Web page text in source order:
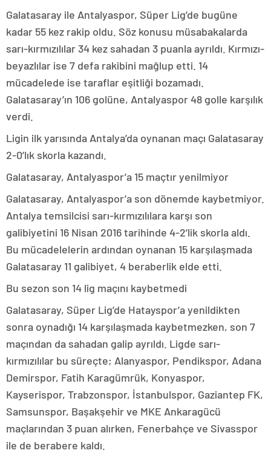
Galatasaray ile Antalyaspor, Süper Lig’de bugüne
kadar 55 kez rakip oldu. Söz konusu müsabakalarda
sarı-kırmızılılar 34 kez sahadan 3 puanla ayrıldı. Kırmızı-
beyazlılar ise 7 defa rakibini mağlup etti. 14
mücadelede ise taraflar eşitliği bozamadı.
Galatasaray’ın 106 golüne, Antalyaspor 48 golle karşılık
verdi.
Ligin ilk yarısında Antalya’da oynanan maçı Galatasaray
2-0’lık skorla kazandı.
Galatasaray, Antalyaspor’a 15 maçtır yenilmiyor
Galatasaray, Antalyaspor’a son dönemde kaybetmiyor.
Antalya temsilcisi sarı-kırmızılılara karşı son
galibiyetini 16 Nisan 2016 tarihinde 4-2’lik skorla aldı.
Bu mücadelelerin ardından oynanan 15 karşılaşmada
Galatasaray 11 galibiyet, 4 beraberlik elde etti.
Bu sezon son 14 lig maçını kaybetmedi
Galatasaray, Süper Lig’de Hatayspor’a yenildikten
sonra oynadığı 14 karşılaşmada kaybetmezken, son 7
maçından da sahadan galip ayrıldı. Ligde sarı-
kırmızılılar bu süreçte; Alanyaspor, Pendikspor, Adana
Demirspor, Fatih Karagümrük, Konyaspor,
Kayserispor, Trabzonspor, İstanbulspor, Gaziantep FK,
Samsunspor, Başakşehir ve MKE Ankaragücü
maçlarından 3 puan alırken, Fenerbahçe ve Sivasspor
ile de berabere kaldı.